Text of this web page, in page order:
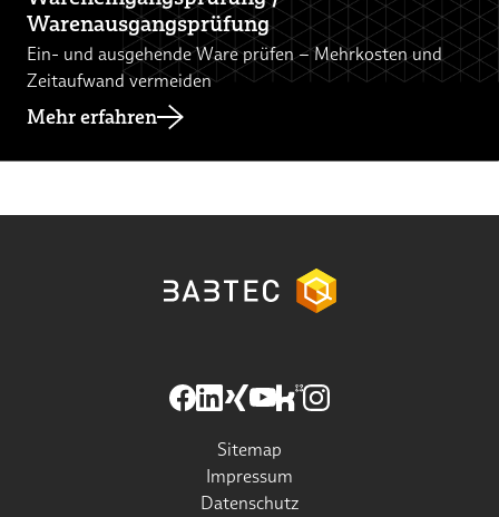
Warenausgangsprüfung
Ein- und ausgehende Ware prüfen – Mehrkosten und
Zeitaufwand vermeiden
Mehr erfahren
Sitemap
Impressum
Datenschutz